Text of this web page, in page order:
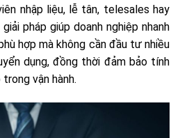
nhập liệu, lễ tân, telesales hay
pháp giúp doanh nghiệp nhanh
hợp mà không cần đầu tư nhiều
dụng, đồng thời đảm bảo tính
vận hành.